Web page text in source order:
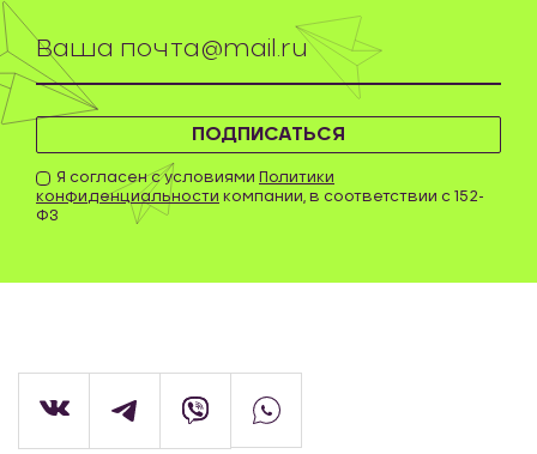
ПОДПИСАТЬСЯ
Я согласен с условиями Политики
конфиденциальности компании, в соответствии с 152-
ФЗ